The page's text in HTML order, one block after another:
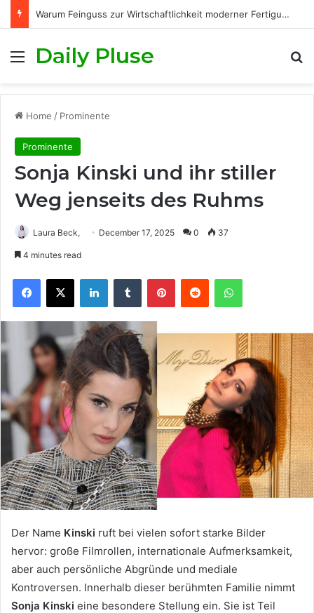
Warum Feinguss zur Wirtschaftlichkeit moderner Fertigungsprozesse beiträgt
Menu
Daily Pluse
Home / Prominente
Prominente
Sonja Kinski und ihr stiller
Weg jenseits des Ruhms
Laura Beck, December 17, 2025 0 37
4 minutes read
Der Name Kinski ruft bei vielen sofort starke Bilder
hervor: große Filmrollen, internationale Aufmerksamkeit,
aber auch persönliche Abgründe und mediale
Kontroversen. Innerhalb dieser berühmten Familie nimmt
Sonja Kinski eine besondere Stellung ein. Sie ist Teil